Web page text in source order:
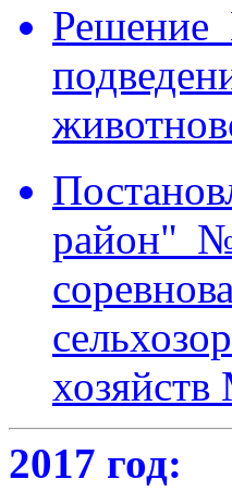
район"
2017 год: